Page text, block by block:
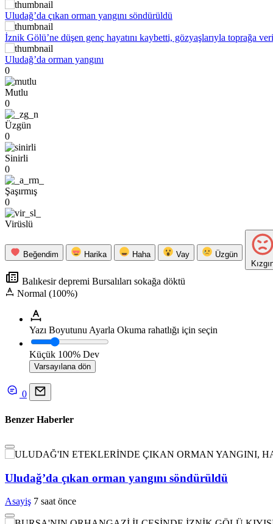
Uludağ’da çıkan orman yangını söndürüldü
İznik Gölü’ne düşen genç hayatını kaybetti, gözyaşlarıyla toprağa
Uludağ’da orman yangını
0
Mutlu
0
Üzgün
0
Sinirli
0
Şaşırmış
0
Virüslü
Beğendim Harika Haha Vay
Üzgün
Balıkesir depremi Bursalıları sokağa döktü
Normal (100%)
Yazı Boyutunu Ayarla Okuma rahatlığı için seçin
Küçük 100% Dev
Varsayılana dön
0
Benzer Haberler
Uludağ’da çıkan orman yangını söndürüldü
Asayiş 7 saat önce